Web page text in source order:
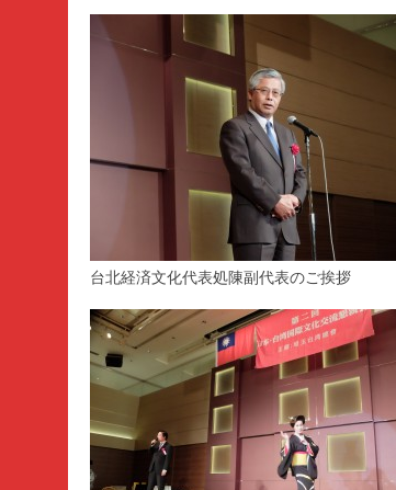
台北経済文化代表処陳副代表のご挨拶